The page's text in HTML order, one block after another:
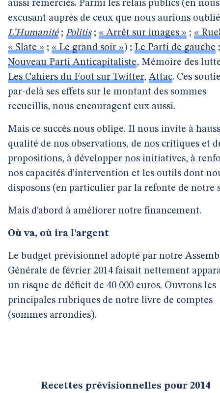
aussi remerciés. Parmi les relais publics (en nous
excusant auprès de ceux que nous aurions
L’Humanité; Politis; « Arrêt sur images » ; «
« Slate » ; « Le grand soir ») ; Le Parti de gauche
Nouveau Parti Anticapitaliste, Mémoire des
Les Cahiers du Foot sur Twitter, Attac. Ces
par-delà ses effets sur le montant des sommes
recueillis, nous encouragent eux aussi.
Mais ce succès nous oblige. Il nous invite à
qualité de nos observations, de nos critiques et
propositions, à développer nos initiatives, à
nos capacités d’intervention et les outils dont
disposons (en particulier par la refonte de notre
Mais d’abord à améliorer notre financement.
Où va, où ira l’argent
Le budget prévisionnel adopté par notre
Générale de février 2014 faisait nettement
un risque de déficit de 40 000 euros. Ouvrons les
principales rubriques de notre livre de comptes
(sommes arrondies).
Recettes prévisionnelles pour 2014